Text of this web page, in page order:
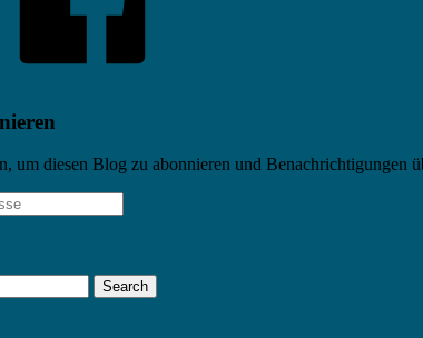
um diesen Blog zu abonnieren und Benachrichtigungen
Search